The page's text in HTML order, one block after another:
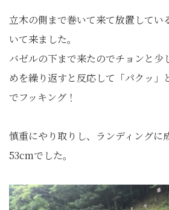
立木の側まで巻いて来て放置してい
いて来ました。
バゼルの下まで来たのでチョンと少
めを繰り返すと反応して「パクッ」
でフッキング！
慎重にやり取りし、ランディングに
53cmでした。